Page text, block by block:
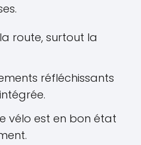
route, surtout la
réfléchissants
vélo est en bon état